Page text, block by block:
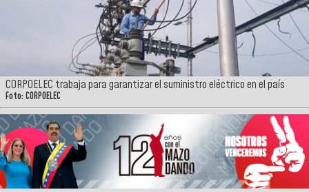
CORPOELEC trabaja para garantizar el suministro eléctrico en el país
Foto: CORPOELEC